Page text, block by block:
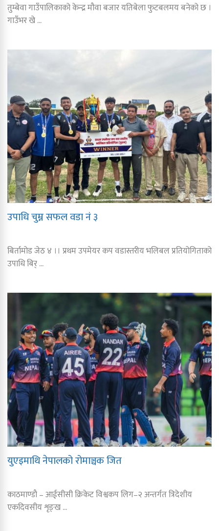
तुम्बेवा गाउँपालिकाको केन्द्र मौवा बजार यतिबेला फुटबलमय बनेको छ ।
गाउँभर खे ...
उपाधि चुम्न सफल वडा नं ३
बिर्तामोड जेठ ४ ।। प्रथम उपमेयर कप वडास्तरीय भलिबल प्रतियोगिताको
उपाधि बिर् ...
युएइमाथि नेपालको रोमाञ्चक जित
काठमाण्डाै – आईसीसी क्रिकेट विश्वकप लिग–२ अन्तर्गत त्रिदेशीय
एकदिवसीय शृङ्ख ...